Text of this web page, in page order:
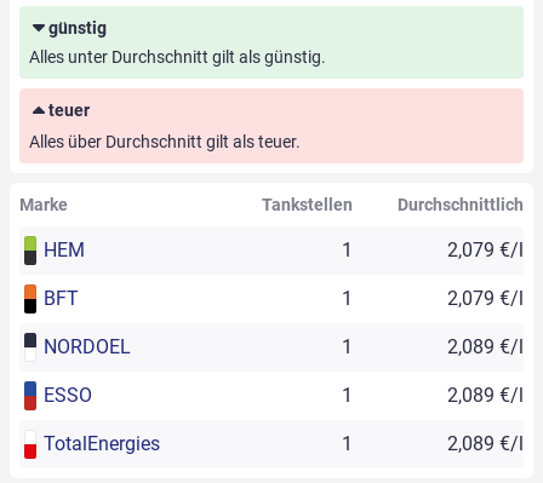
günstig
Alles unter Durchschnitt gilt als günstig.
teuer
Alles über Durchschnitt gilt als teuer.
Marke Tankstellen Durchschnittlich
HEM 1 2,079 €/l
BFT 1 2,079 €/l
NORDOEL 1 2,089 €/l
ESSO 1 2,089 €/l
TotalEnergies 1 2,089 €/l